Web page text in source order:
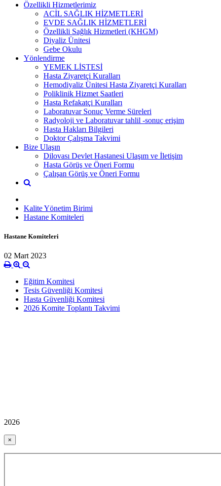
Özellikli Hizmetlerimiz
ACİL SAĞLIK HİZMETLERİ
EVDE SAĞLIK HİZMETLERİ
Özellikli Sağlık Hizmetleri (KHGM)
Diyaliz Ünitesi
Gebe Okulu
Yönlendirme
YEMEK LİSTESİ
Hasta Ziyaretçi Kuralları
Hemodiyaliz Ünitesi Hasta Ziyaretçi Kuralları
Poliklinik Hizmet Saatleri
Hasta Refakatçi Kuralları
Laboratuvar Sonuç Verme Süreleri
Radyoloji ve Laboratuvar tahlil -sonuç erişim
Hasta Hakları Bilgileri
Doktor Çalışma Takvimi
Bize Ulaşın
Dilovası Devlet Hastanesi Ulaşım ve İletişim
Hasta Görüş ve Öneri Formu
Çalışan Görüş ve Öneri Formu
Kalite Yönetim Birimi
Hastane Komiteleri
Hastane Komiteleri
02 Mart 2023
Eğitim Komitesi
Tesis Güvenliği Komitesi
Hasta Güvenliği Komitesi
2026 Komite Toplantı Takvimi
2026
×